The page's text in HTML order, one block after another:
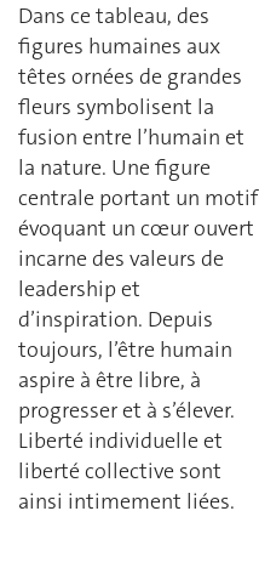
Dans ce tableau, des
figures humaines aux
têtes ornées de grandes
fleurs symbolisent la
fusion entre l’humain et
la nature. Une figure
centrale portant un motif
évoquant un cœur ouvert
incarne des valeurs de
leadership et
d’inspiration. Depuis
toujours, l’être humain
aspire à être libre, à
progresser et à s’élever.
Liberté individuelle et
liberté collective sont
ainsi intimement liées.